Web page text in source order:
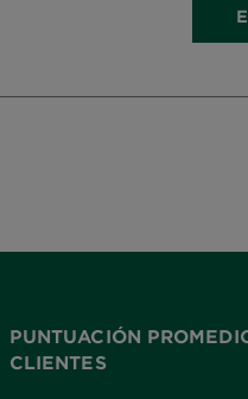
PUNTUACIÓN
CLIENTES